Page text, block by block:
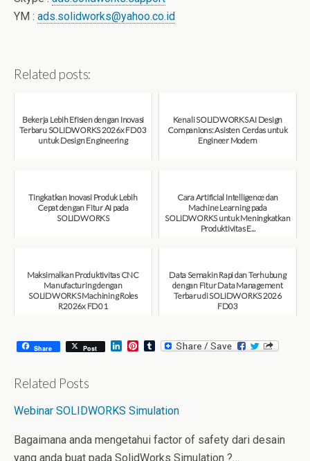
YM : ads.solidworks@yahoo.co.id
Related posts:
Bekerja Lebih Efisien dengan Inovasi
Terbaru SOLIDWORKS 2026x FD03
untuk Design Engineering
Kenali SOLIDWORKS AI Design
Companions: Asisten Cerdas untuk
Engineer Modern
Tingkatkan Inovasi Produk Lebih
Cepat dengan Fitur AI pada
SOLIDWORKS
Cara Artificial Intelligence dan
Machine Learning pada
SOLIDWORKS untuk Meningkatkan
Produktivitas E...
Maksimalkan Produktivitas CNC
Manufacturing dengan
SOLIDWORKS Machining Roles
R2026x FD01
Data Semakin Rapi dan Terhubung
dengan Fitur Data Management
Terbaru di SOLIDWORKS 2026
FD03
Share Post
L
I
P
e
t
T
Related Posts
Webinar SOLIDWORKS Simulation
Bagaimana anda mengetahui factor of safety dari desain
yang anda buat pada SolidWorks Simulation ?…